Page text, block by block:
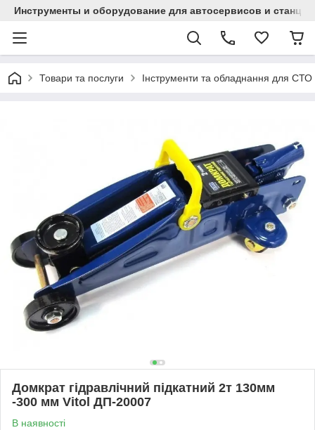
Инструменты и оборудование для автосервисов и
Товари та послуги Інструменти та обладнання для СТО
Домкрат гідравлічний підкатний 2т 130мм
-300 мм Vitol ДП-20007
В наявності